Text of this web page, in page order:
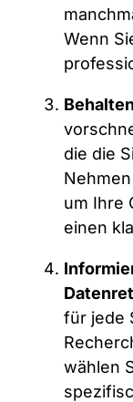
Wenn
die die
um Ihre
einen
für jede
wählen